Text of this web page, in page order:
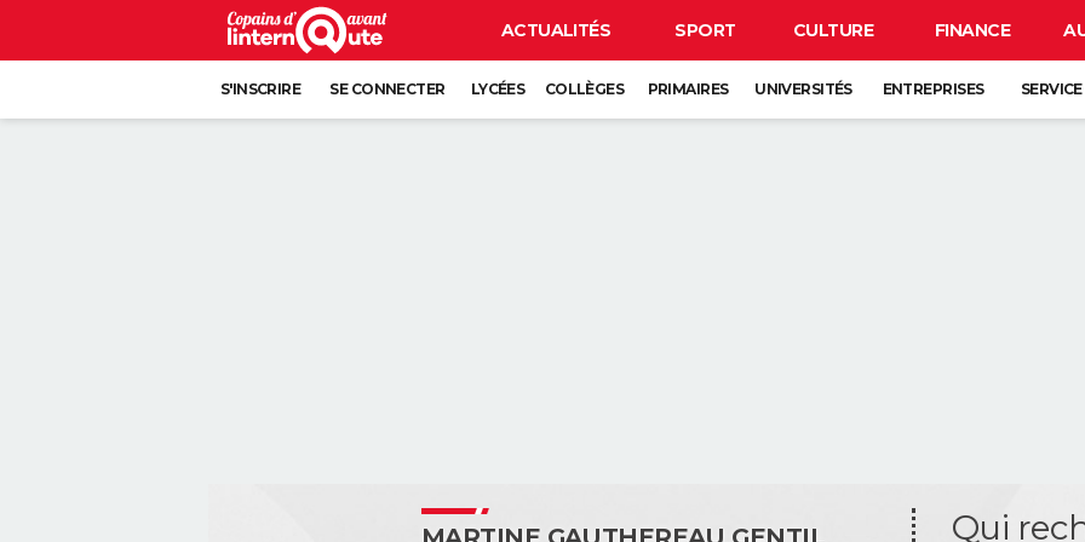
ACTUALITÉS SPORT CULTURE FINANCE
S'INSCRIRE SE CONNECTER LYCÉES COLLÈGES PRIMAIRES UNIVERSITÉS ENTREPRISES
Qui